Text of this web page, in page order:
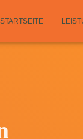
STARTSEITE